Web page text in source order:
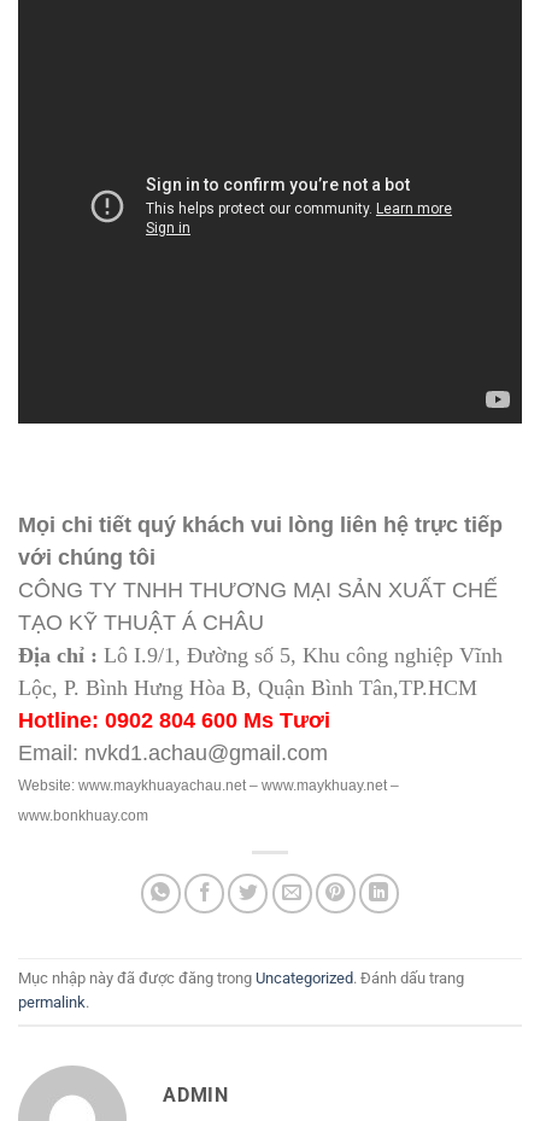
Mọi chi tiết quý khách vui lòng liên hệ trực tiếp
với chúng tôi
CÔNG TY TNHH THƯƠNG MẠI SẢN XUẤT CHẾ
TẠO KỸ THUẬT Á CHÂU
Địa chỉ : Lô I.9/1, Đường số 5, Khu công nghiệp Vĩnh
Lộc, P. Bình Hưng Hòa B, Quận Bình Tân,TP.HCM
Hotline: 0902 804 600 Ms Tươi
Email: nvkd1.achau@gmail.com
Website: www.maykhuayachau.net – www.maykhuay.net –
www.bonkhuay.com
Mục nhập này đã được đăng trong Uncategorized. Đánh dấu trang
permalink.
ADMIN